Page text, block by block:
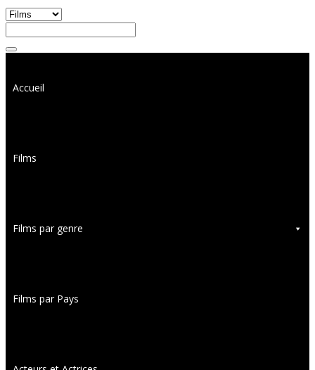
Accueil
Films
Films par genre
Films par Pays